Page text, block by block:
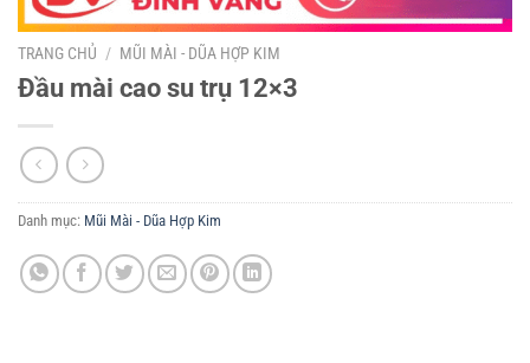
TRANG CHỦ / MŨI MÀI - DŨA HỢP KIM
Đầu mài cao su trụ 12×3
Danh mục: Mũi Mài - Dũa Hợp Kim